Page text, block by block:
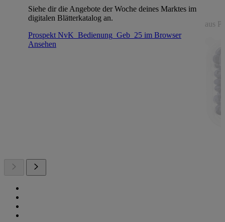
Siehe dir die Angebote der Woche deines Marktes im
digitalen Blätterkatalog an.
Prospekt NvK_Bedienung_Geb_25 im Browser
Ansehen
aus